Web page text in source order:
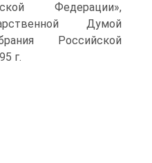
Федерации»,
Ду­мой
Российской
г.